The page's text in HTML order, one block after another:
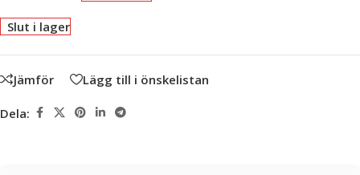
Slut i lager
Jämför Lägg till i önskelistan
Dela: